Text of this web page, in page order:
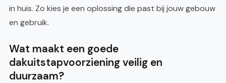
in huis. Zo kies je een oplossing die past bij jouw gebouw
en gebruik.
Wat maakt een goede
dakuitstapvoorziening veilig en
duurzaam?